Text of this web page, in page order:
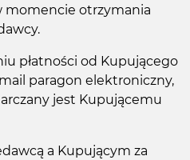
momencie otrzymania
płatności od Kupującego
paragon elektroniczny,
jest Kupującemu
a Kupującym za